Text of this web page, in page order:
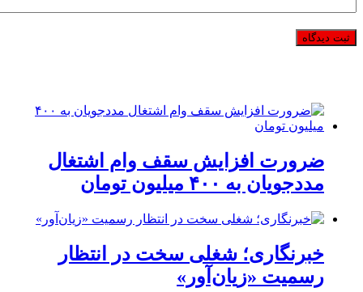
ضرورت افزایش سقف وام اشتغال
مددجویان به ۴۰۰ میلیون تومان
خبرنگاری؛ شغلی سخت در انتظار
رسمیت «زیان‌آور»